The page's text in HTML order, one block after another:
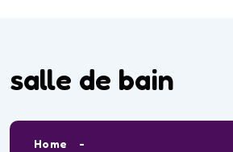
salle de bain
Home